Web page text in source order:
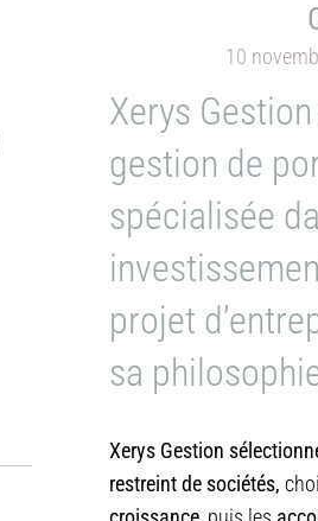
10
Xerys
gestion de
spécialisée
projet
sa
Xerys Gestion
restreint de sociétés,